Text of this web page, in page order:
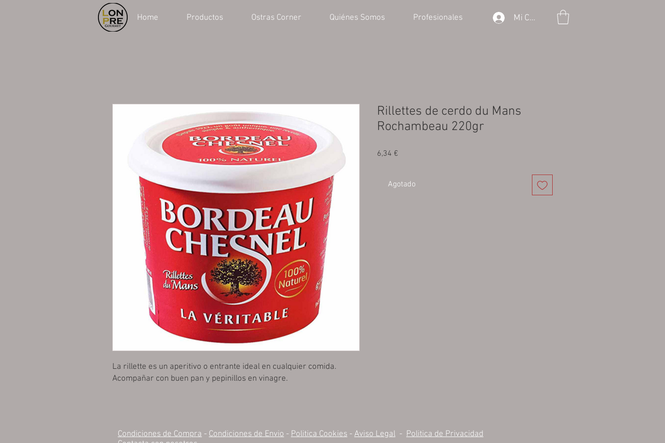
Home Productos Ostras Corner Quiénes Somos Profesionales Mi Cuenta
La rillette es un aperitivo o entrante ideal en cualquier comida.
Acompañar con buen pan y pepinillos en vinagre.
Rillettes de cerdo du Mans
Rochambeau 220gr
6,34 €
Agotado
Condiciones de Compra - Condiciones de Envio - Politica Cookies - Aviso Legal - Politica de Privacidad